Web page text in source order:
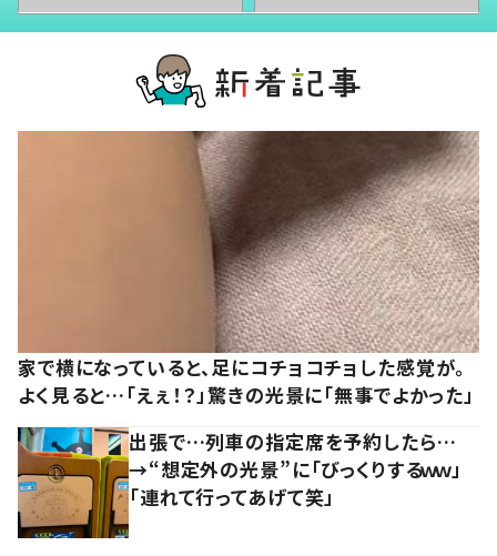
家で横になっていると、足にコチョコチョした感覚が。
よく見ると…「えぇ！？」驚きの光景に「無事でよかった」
出張で…列車の指定席を予約したら…
→“想定外の光景”に「びっくりするｗｗ」
「連れて行ってあげて笑」